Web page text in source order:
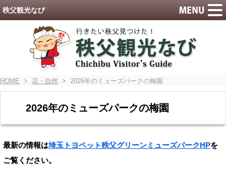
HOME > 花・自然 > 2026年のミューズパークの梅園
2026年のミューズパークの梅園
最新の情報は埼玉トヨペット秩父グリーンミューズパークHPを
ご覧ください。
秩父観光なび